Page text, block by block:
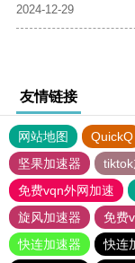
2024-12-29
友情链接
网站地图 QuickQ
坚果加速器
免费vqn外网加速
旋风加速器
免费
快连加速器
快连